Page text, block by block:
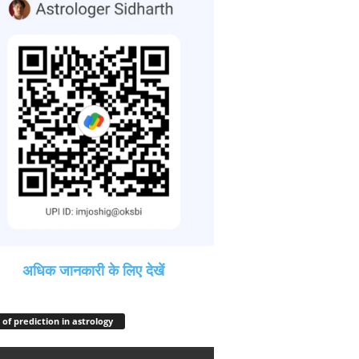
अधिक जानकारी के लिए देखें
prediction in astrology